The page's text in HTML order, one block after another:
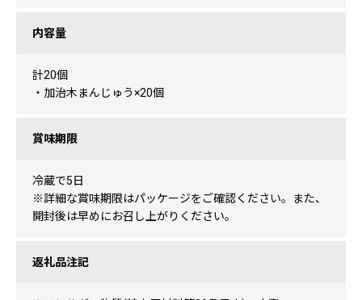
内容量
計20個
・加治木まんじゅう×20個
賞味期限
冷蔵で5日
※詳細な賞味期限はパッケージをご確認ください。また、
開封後は早めにお召し上がりください。
返礼品注記